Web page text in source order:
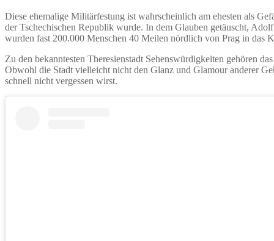
Diese ehemalige Militärfestung ist wahrscheinlich am ehesten als
der Tschechischen Republik wurde. In dem Glauben getäuscht,
wurden fast 200.000 Menschen 40 Meilen nördlich von Prag in das
Zu den bekanntesten Theresienstadt Sehenswürdigkeiten gehören
Obwohl die Stadt vielleicht nicht den Glanz und Glamour anderer
schnell nicht vergessen wirst.